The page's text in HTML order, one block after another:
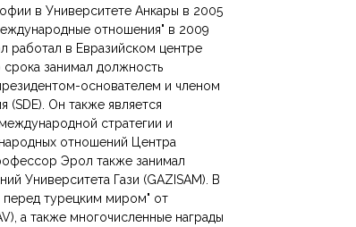
в Университете Анкары в 2005
отношения" в 2009
работал в Евразийском центре
срока занимал должность
основателем и членом
(SDE). Он также является
стратегии и
отношений Центра
Эрол также занимал
Университета Гази (GAZISAM). В
турецким миром" от
а также многочисленные награды